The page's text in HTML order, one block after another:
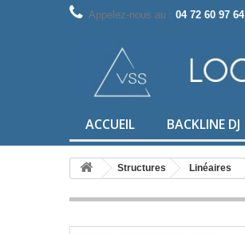
Appelez-nous au : 04 72 60 97 64
ACCUEIL BACKLINE DJ
Structures Linéaires